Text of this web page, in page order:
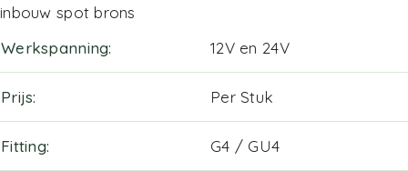
inbouw spot brons
Werkspanning
12V en 24V
Prijs Per Stuk
Fitting G4 / GU4